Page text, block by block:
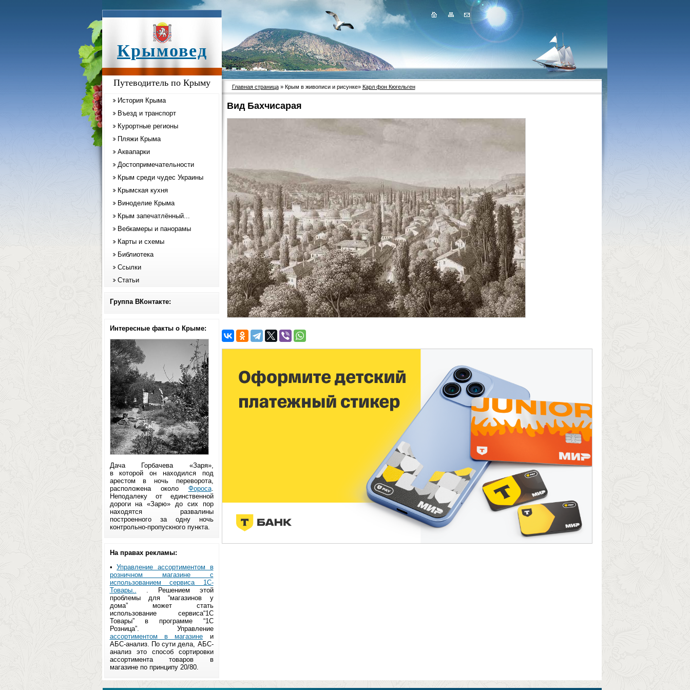
Крымовед
Путеводитель по Крыму
История Крыма
Въезд и транспорт
Курортные регионы
Пляжи Крыма
Аквапарки
Достопримечательности
Крым среди чудес Украины
Крымская кухня
Виноделие Крыма
Крым запечатлённый...
Вебкамеры и панорамы
Карты и схемы
Библиотека
Ссылки
Статьи
Группа ВКонтакте:
Интересные факты о Крыме:
Дача Горбачева «Заря»,
в которой он находился под
арестом в ночь переворота,
расположена около Фороса.
Неподалеку от единственной
дороги на «Зарю» до сих пор
находятся развалины
построенного за одну ночь
контрольно-пропускного пункта.
На правах рекламы:
•Управление ассортиментом в
розничном магазине с
использованием сервиса 1С-
Товары.. . Решением этой
проблемы для “магазинов у
дома” может стать
использование сервиса“1С
Товары” в программе “1С
Розница”. Управление
ассортиментом в магазине и
АБС-анализ. По сути дела, АБС-
анализ это способ сортировки
ассортимента товаров в
магазине по принципу 20/80.
Главная страница» Крым в живописи и рисунке» Карл фон Кюгельген
Вид Бахчисарая